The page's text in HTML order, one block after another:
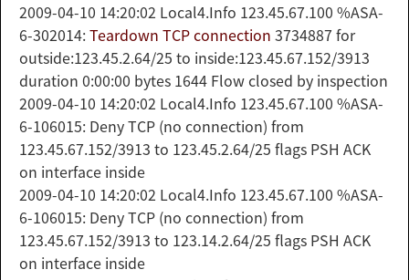
2009-04-10 14:20:02 Local4.Info 123.45.67.100 %ASA-
6-302014:Teardown TCP connection 3734887 for
outside:123.45.2.64/25 to inside:123.45.67.152/3913
duration 0:00:00 bytes 1644 Flow closed by inspection
2009-04-10 14:20:02 Local4.Info 123.45.67.100 %ASA-
6-106015: Deny TCP (no connection) from
123.45.67.152/3913 to 123.45.2.64/25 flags PSH ACK
on interface inside
2009-04-10 14:20:02 Local4.Info 123.45.67.100 %ASA-
6-106015: Deny TCP (no connection) from
123.45.67.152/3913 to 123.14.2.64/25 flags PSH ACK
on interface inside